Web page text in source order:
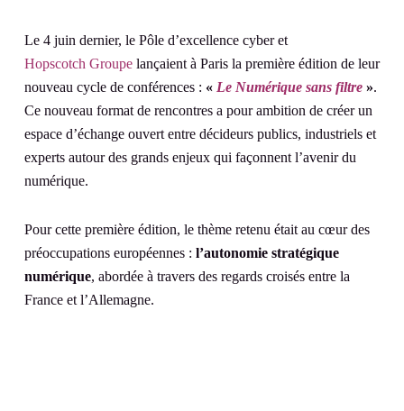
Le 4 juin dernier, le Pôle d’excellence cyber et
Hopscotch Groupelançaient à Paris la première édition de leur
nouveau cycle de conférences : «Le Numérique sans filtre».
Ce nouveau format de rencontres a pour ambition de créer un
espace d’échange ouvert entre décideurs publics, industriels et
experts autour des grands enjeux qui façonnent l’avenir du
numérique.
Pour cette première édition, le thème retenu était au cœur des
préoccupations européennes : l’autonomie stratégique
numérique, abordée à travers des regards croisés entre la
France et l’Allemagne.